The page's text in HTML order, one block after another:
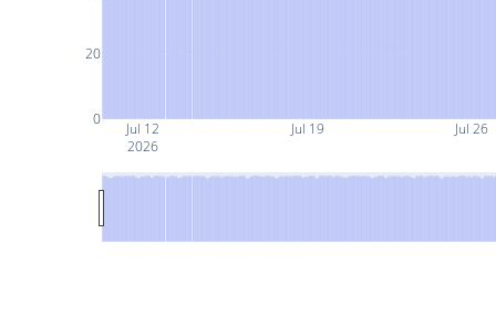
Jul 12
2026
Jul 19 Jul 26
0
20